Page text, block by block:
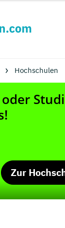
Hochschulen
Zur